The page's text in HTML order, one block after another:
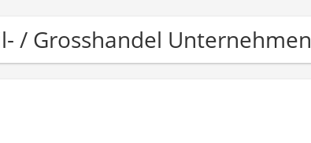
/ Grosshandel Unternehmen